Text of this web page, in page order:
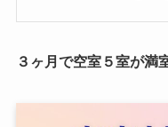
３ヶ月で空室５室が満